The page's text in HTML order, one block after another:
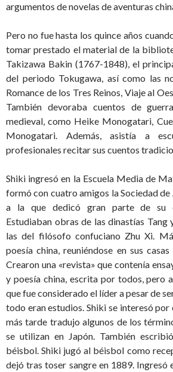
argumentos de novelas de aventuras
Pero no fue hasta los quince años
tomar prestado el material de la
Takizawa Bakin (1767-1848), el
del periodo Tokugawa, así como las
Romance de los Tres Reinos, Viaje al
También devoraba cuentos de
medieval, como Heike Monogatari,
Monogatari. Además, asistía a
profesionales recitar sus cuentos
Shiki ingresó en la Escuela Media de
formó con cuatro amigos la Sociedad de
a la que dedicó gran parte de su
Estudiaban obras de las dinastías Tang
las del filósofo confuciano Zhu Xi.
poesía china, reuniéndose en sus
Crearon una «revista» que contenía
y poesía china, escrita por todos, pero
que fue considerado el líder a pesar de
todo eran estudios. Shiki se interesó por
más tarde tradujo algunos de los
se utilizan en Japón. También
béisbol. Shiki jugó al béisbol como
dejó tras toser sangre en 1889. Ingresó